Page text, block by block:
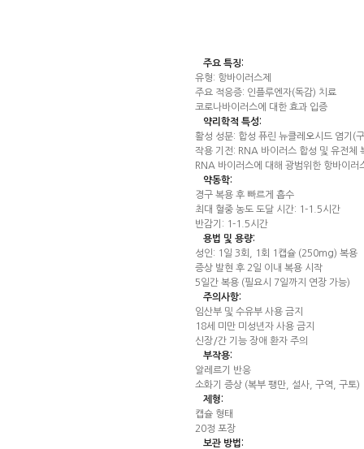
주요 특징:
유형: 항바이러스제
주요 적응증: 인플루엔자(독감) 치료
코로나바이러스에 대한 효과 입증
약리학적 특성:
활성 성분: 합성 퓨린 뉴클레오시드 염기(
작용 기전: RNA 바이러스 합성 및 유전체
RNA 바이러스에 대해 광범위한 항바이러
약동학:
경구 복용 후 빠르게 흡수
최대 혈중 농도 도달 시간: 1-1.5시간
반감기: 1-1.5시간
용법 및 용량:
성인: 1일 3회, 1회 1캡슐 (250mg) 복용
증상 발현 후 2일 이내 복용 시작
5일간 복용 (필요시 7일까지 연장 가능)
주의사항:
임산부 및 수유부 사용 금지
18세 미만 미성년자 사용 금지
신장/간 기능 장애 환자 주의
부작용:
알레르기 반응
소화기 증상 (복부 팽만, 설사, 구역, 구토)
제형:
캡슐 형태
20정 포장
보관 방법: